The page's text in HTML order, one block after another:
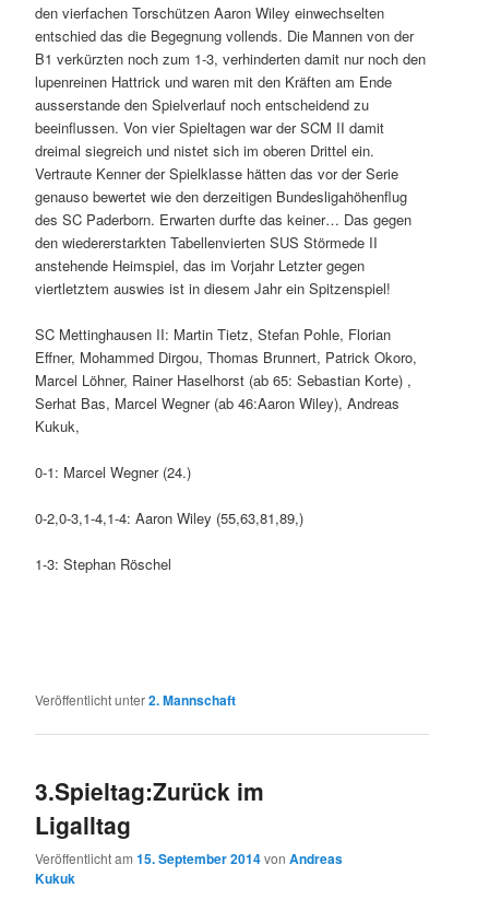
den vierfachen Torschützen Aaron Wiley einwechselten
entschied das die Begegnung vollends. Die Mannen von der
B1 verkürzten noch zum 1-3, verhinderten damit nur noch den
lupenreinen Hattrick und waren mit den Kräften am Ende
ausserstande den Spielverlauf noch entscheidend zu
beeinflussen. Von vier Spieltagen war der SCM II damit
dreimal siegreich und nistet sich im oberen Drittel ein.
Vertraute Kenner der Spielklasse hätten das vor der Serie
genauso bewertet wie den derzeitigen Bundesligahöhenflug
des SC Paderborn. Erwarten durfte das keiner… Das gegen
den wiedererstarkten Tabellenvierten SUS Störmede II
anstehende Heimspiel, das im Vorjahr Letzter gegen
viertletztem auswies ist in diesem Jahr ein Spitzenspiel!
SC Mettinghausen II: Martin Tietz, Stefan Pohle, Florian
Effner, Mohammed Dirgou, Thomas Brunnert, Patrick Okoro,
Marcel Löhner, Rainer Haselhorst (ab 65: Sebastian Korte) ,
Serhat Bas, Marcel Wegner (ab 46:Aaron Wiley), Andreas
Kukuk,
0-1: Marcel Wegner (24.)
0-2,0-3,1-4,1-4: Aaron Wiley (55,63,81,89,)
1-3: Stephan Röschel
Veröffentlicht unter2. Mannschaft
3.Spieltag:Zurück im
Ligalltag
Veröffentlicht am15. September 2014vonAndreas
Kukuk